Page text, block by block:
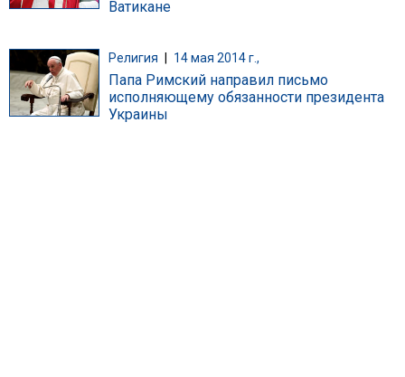
Ватикане
Религия 14 мая 2014 г.,
Папа Римский направил письмо
исполняющему обязанности президента
Украины